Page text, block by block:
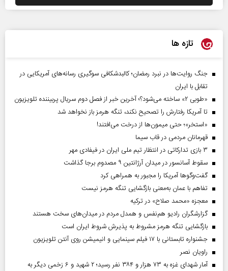
تازه ها
جنگ روایت‌ها در نبرد رمضان؛ کالبدشکافی سوگیری رسانه‌های آمریکایی در
تقابل با ایران
«طوبی ۲» ساخته می‌شود؟؛ آخرین خبر از فصل دوم سریال پربیننده تلویزیون
تا آمریکا رفتارش را تصحیح نکند، تنگه هرمز باز نخواهد شد
«استخر»‌‌؛ حتی میمون‌ها از درخت می‌افتند!
قهرمانان مردمی در قاب سیما
۳ بازی تدارکاتی در انتظار تیم ملی ایران در فیفادی مهر
سقوط آسانسور در میدان آرژانتین ۹ مصدوم برجا گذاشت
گفت‌وگوها آمریکا را مجبور به همراهی کرد
تفاهم با عمان به‌معنی بازگشایی تنگه هرمز نیست
معجزه «محمد صلاح» در ترکیه
گزارشگران رادیو هم‌نفس و همدل مردم در میدان‌های سخت هستند
بازگشایی تنگه هرمز مشروط به پذیرش شروط ایران است
جشنواره تابستانی با ۱۷ فیلم سینمایی و انیمیشن روی آنتن تلویزیون
راویان نصر
آمار شهدای غزه به ۷۳ هزار و ۳۸۴ نفر رسید؛ ۲ شهید و ۶ زخمی دیگر به